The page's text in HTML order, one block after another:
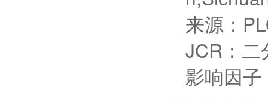
来源：
JCR：二
影响因